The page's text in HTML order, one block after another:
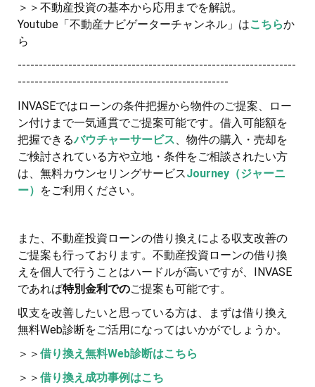
＞＞不動産投資の基本から応用までを解説。
Youtube「不動産ナビゲーターチャンネル」はこちらか
ら
------------------------------------------------------------------
--------------------------------------------------
INVASEではローンの条件把握から物件のご提案、ロー
ン付けまで一気通貫でご提案可能です。借入可能額を
把握できるバウチャーサービス、物件の購入・売却を
ご検討されている方や立地・条件をご相談されたい方
は、無料カウンセリングサービスJourney（ジャーニ
ー） をご利用ください。
また、不動産投資ローンの借り換えによる収支改善の
ご提案も行っております。不動産投資ローンの借り換
えを個人で行うことはハードルが高いですが、INVASE
であれば特別金利でのご提案も可能です。
収支を改善したいと思っている方は、まずは借り換え
無料Web診断をご活用になってはいかがでしょうか。
＞＞ 借り換え無料Web診断はこちら
＞＞ 借り換え成功事例はこち